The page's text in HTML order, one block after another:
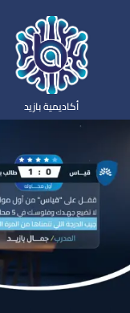
أكاديمية بازيد